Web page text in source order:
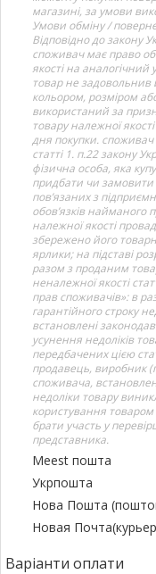
магазині, за умови
Умови обміну /
Відповідно до закону
споживач має право
якості на
товар не
кольором, розміром
використаний за
товару належної
дня покупки. споживач
статті 1. п.22 закону
фізична особа, яка
придбати чи замовити
пов’язаних з
обов’язків найманого
належної якості
збережено його
ярлики; на підставі
разом з проданим
неналежної якості
прав споживачів»: в
гарантійного строку
встановлені
усунення недоліків
передбачених цією
продавець, виробник
споживача,
недоліки товару
користування
брати участь у
представника.
Meest пошта
Укрпошта
Нова Пошта
Новая
Варіанти оплати